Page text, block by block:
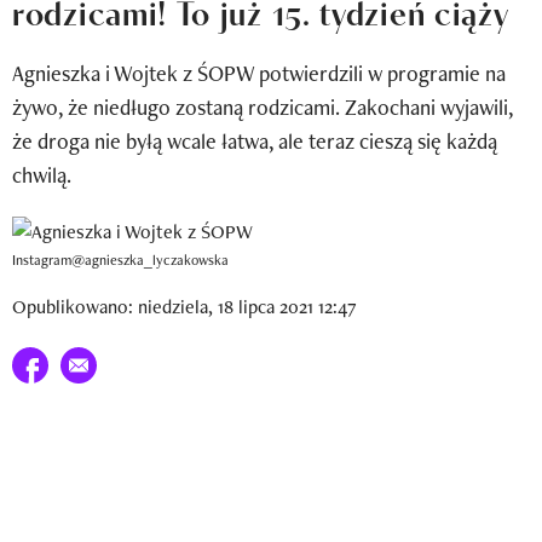
Newsletter
Wizaz Summer Influ School
Mój profil / Zarejestruj się
rodzicami! To już 15. tydzień ciąży
Agnieszka i Wojtek z ŚOPW potwierdzili w programie na
żywo, że niedługo zostaną rodzicami. Zakochani wyjawili,
że droga nie byłą wcale łatwa, ale teraz cieszą się każdą
chwilą.
Instagram@agnieszka_lyczakowska
Opublikowano: niedziela, 18 lipca 2021 12:47
Udostępnij na facebook
E-mail do przyjaciela